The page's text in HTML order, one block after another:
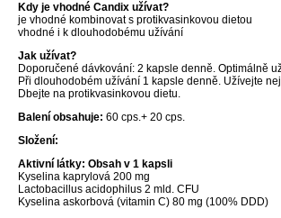
Kdy je vhodné Candix užívat?
je vhodné kombinovat s protikvasinkovou dietou
vhodné i k dlouhodobému užívání
Jak užívat?
Doporučené dávkování: 2 kapsle denně. Optimálně
Při dlouhodobém užívání 1 kapsle denně. Užívejte
Dbejte na protikvasinkovou dietu.
Balení obsahuje: 60 cps.+ 20 cps.
Složení:
Aktivní látky: Obsah v 1 kapsli
Kyselina kaprylová 200 mg
Lactobacillus acidophilus 2 mld. CFU
Kyselina askorbová (vitamin C) 80 mg (100% DDD)